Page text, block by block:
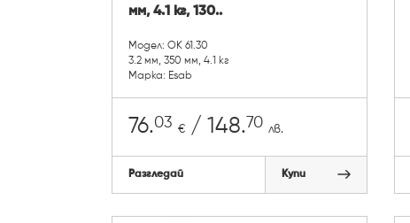
мм, 4.1 кг, 130..
Модел: OK 61.30
3.2 мм, 350 мм, 4.1 кг
Марка: Esab
76.03 €/ 148.70 лв.
Разгледай Купи